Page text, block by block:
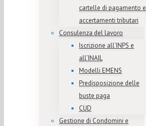
cartelle di pagamento e
accertamenti tributari
Consulenza del lavoro
Iscrizione all’INPS e
all’INAIL
Modelli EMENS
Predisposizione delle
buste paga
CUD
Gestione di Condomini e